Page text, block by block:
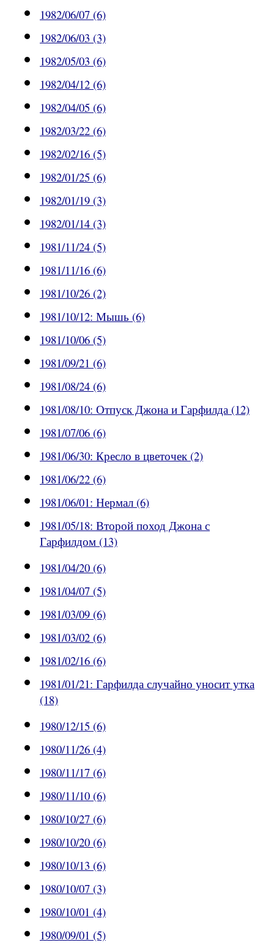
1982/06/07 (6)
1982/06/03 (3)
1982/05/03 (6)
1982/04/12 (6)
1982/04/05 (6)
1982/03/22 (6)
1982/02/16 (5)
1982/01/25 (6)
1982/01/19 (3)
1982/01/14 (3)
1981/11/24 (5)
1981/11/16 (6)
1981/10/26 (2)
1981/10/12: Мышь (6)
1981/10/06 (5)
1981/09/21 (6)
1981/08/24 (6)
1981/08/10: Отпуск Джона и Гарфилда (12)
1981/07/06 (6)
1981/06/30: Кресло в цветочек (2)
1981/06/22 (6)
1981/06/01: Нермал (6)
1981/05/18: Второй поход Джона с
Гарфилдом (13)
1981/04/20 (6)
1981/04/07 (5)
1981/03/09 (6)
1981/03/02 (6)
1981/02/16 (6)
1981/01/21: Гарфилда случайно уносит утка
(18)
1980/12/15 (6)
1980/11/26 (4)
1980/11/17 (6)
1980/11/10 (6)
1980/10/27 (6)
1980/10/20 (6)
1980/10/13 (6)
1980/10/07 (3)
1980/10/01 (4)
1980/09/01 (5)